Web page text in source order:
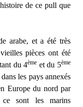
de ce pull que
arabe, et a été très
pièces ont été
du 4ème et du 5ème
les pays annexés
Europe du nord par
ce sont les marins